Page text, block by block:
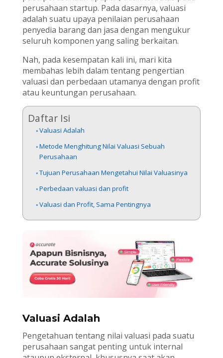
perusahaan startup. Pada dasarnya, valuasi
adalah suatu upaya penilaian perusahaan
penyedia barang dan jasa dengan mengukur
seluruh komponen yang saling berkaitan.
Nah, pada kesempatan kali ini, mari kita
membahas lebih dalam tentang pengertian
valuasi dan perbedaan utamanya dengan profit
atau keuntungan perusahaan.
Daftar Isi
Valuasi Adalah
Metode Menghitung Nilai Valuasi Sebuah
Perusahaan
Tujuan Perusahaan Mengetahui Nilai Valuasinya
Perbedaan valuasi dan profit
Valuasi dan Profit, Sama Pentingnya
Valuasi Adalah
Pengetahuan tentang nilai valuasi pada suatu
perusahaan sangat penting untuk internal